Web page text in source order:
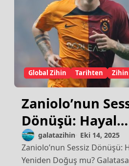
Global Zihin Tarihten Zihin
Zaniolo’nun
Dönüşü: Hayal
Kırıklığı mı,
Doğuş mu?
galatazihin Eki 14, 2025
Zaniolo’nun Sessiz Dönüşü: Hayal Kırıklığı mı,
Yeniden Doğuş mu?